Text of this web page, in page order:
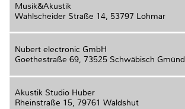
Musik&Akustik
Wahlscheider Straße 14, 53797 Lohmar
Nubert electronic GmbH
Goethestraße 69, 73525 Schwäbisch Gmünd
Akustik Studio Huber
Rheinstraße 15, 79761 Waldshut